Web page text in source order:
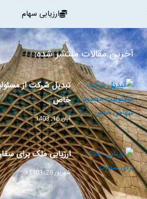
ارزیابی سهام
آخرین مقالات منتشر شده:
تبدیل شرکت از
خاص
آبان 16, 1403
ارزیابی ملک برای
شهریور 28, 1403